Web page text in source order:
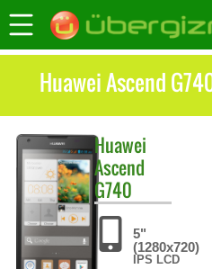
Huawei Ascend
Huawei
Ascend
G740
5"
(1280x720)
IPS LCD